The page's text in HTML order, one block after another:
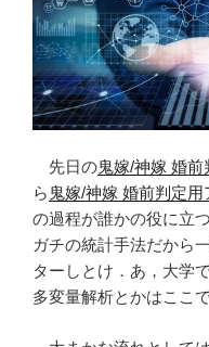
エ
リ
で
表
現
に
は”
の
先日の鬼嫁/神嫁 婚
ら 鬼嫁/神嫁 婚前判定
の過程が誰かの役に立
ガチの統計手法だから
ターしとけ．あ，大学
多変量解析とかはここ